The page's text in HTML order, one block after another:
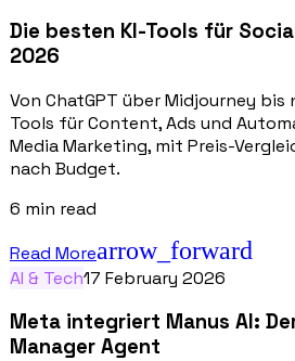
Die besten KI-Tools für
2026
Von ChatGPT über Midjourney bis
Tools für Content, Ads und
Media Marketing, mit Preis-
nach Budget.
6 min read
Read Morearrow_forward
AI & Tech17 February 2026
Meta integriert Manus AI:
Manager Agent